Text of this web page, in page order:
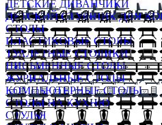
ДЕТСКИЕ ДИВАНЧИКИ
ДЕТСКИЙ СТУЛЬЧИК ДЛЯ
СТОЛЫ
ПЛАСТИКОВЫЕ СТОЛЫ
ТУАЛЕТНЫЕ СТОЛИКИ
ПИСЬМЕННЫЕ СТОЛЫ
ЖУРНАЛЬНЫЕ СТОЛЫ
КОМПЬЮТЕРНЫЕ СТОЛЫ
СТОЛЫ НА КУХНЮ
СТУЛЬЯ